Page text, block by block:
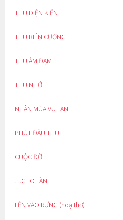
THU DIỆN KIẾN
THU BIÊN CƯƠNG
THU ẢM ĐẠM
THU NHỚ
NHÂN MÙA VU LAN
PHÚT ĐẦU THU
CUỘC ĐỜI
…CHO LÀNH
LẺN VÀO RỪNG (hoạ thơ)